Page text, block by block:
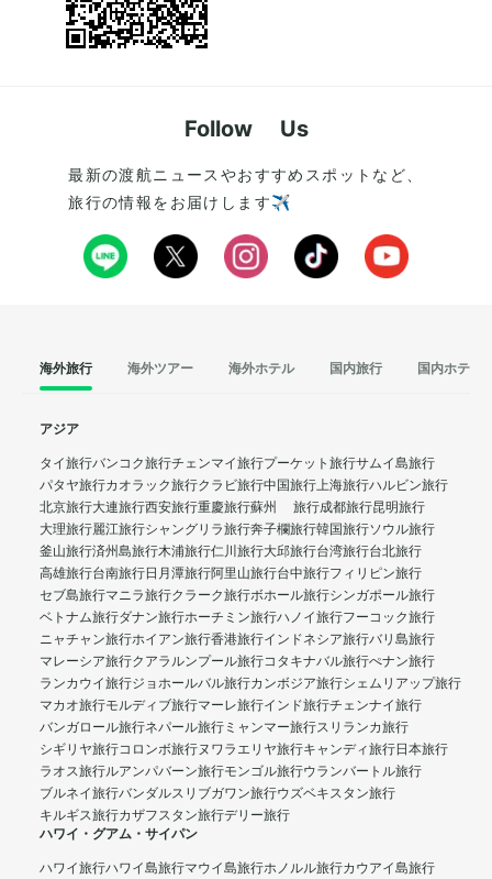
Follow Us
最新の渡航ニュースやおすすめスポットなど、
旅行の情報をお届けします✈️
海外旅行 海外ツアー 海外ホテル 国内旅行 国内ホテル
アジア
タイ旅行バンコク旅行チェンマイ旅行プーケット旅行サムイ島旅行
パタヤ旅行カオラック旅行クラビ旅行中国旅行上海旅行ハルビン旅行
北京旅行大連旅行西安旅行重慶旅行蘇州 旅行成都旅行昆明旅行
大理旅行麗江旅行シャングリラ旅行奔子欄旅行韓国旅行ソウル旅行
釜山旅行済州島旅行木浦旅行仁川旅行大邱旅行台湾旅行台北旅行
高雄旅行台南旅行日月潭旅行阿里山旅行台中旅行フィリピン旅行
セブ島旅行マニラ旅行クラーク旅行ボホール旅行シンガポール旅行
ベトナム旅行ダナン旅行ホーチミン旅行ハノイ旅行フーコック旅行
ニャチャン旅行ホイアン旅行香港旅行インドネシア旅行バリ島旅行
マレーシア旅行クアラルンプール旅行コタキナバル旅行ぺナン旅行
ランカウイ旅行ジョホールバル旅行カンボジア旅行シェムリアップ旅行
マカオ旅行モルディブ旅行マーレ旅行インド旅行チェンナイ旅行
バンガロール旅行ネパール旅行 ミャンマー旅行スリランカ旅行
シギリヤ旅行コロンボ旅行ヌワラエリヤ旅行キャンディ旅行日本旅行
ラオス旅行ルアンパバーン旅行モンゴル旅行ウランバートル旅行
ブルネイ旅行バンダルスリブガワン旅行ウズベキスタン旅行
キルギス旅行カザフスタン旅行デリー旅行
ハワイ・グアム・サイパン
ハワイ旅行ハワイ島旅行マウイ島旅行ホノルル旅行カウアイ島旅行